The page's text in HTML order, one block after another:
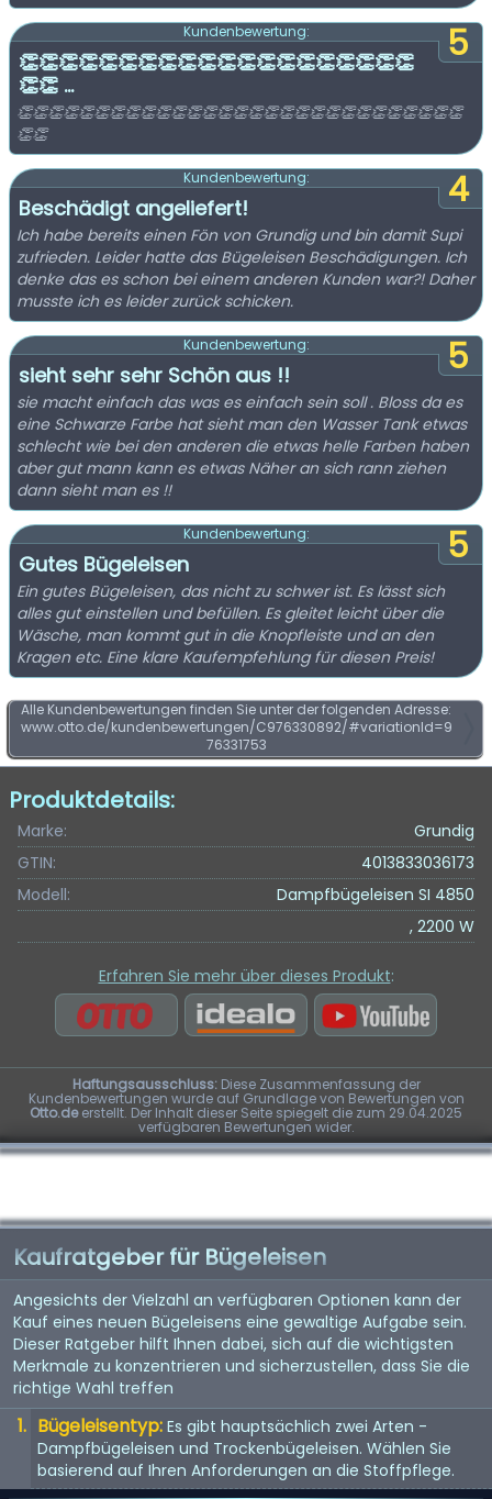
5
Kundenbewertung:
👏👏👏👏👏👏👏👏👏👏👏👏👏👏👏👏👏👏👏👏
👏👏 ...
👏👏👏👏👏👏👏👏👏👏👏👏👏👏👏👏👏👏👏👏👏👏👏👏👏👏👏👏👏
👏👏
4
Kundenbewertung:
Beschädigt angeliefert!
Ich habe bereits einen Fön von Grundig und bin damit Supi
zufrieden. Leider hatte das Bügeleisen Beschädigungen. Ich
denke das es schon bei einem anderen Kunden war?! Daher
musste ich es leider zurück schicken.
5
Kundenbewertung:
sieht sehr sehr Schön aus !!
sie macht einfach das was es einfach sein soll . Bloss da es
eine Schwarze Farbe hat sieht man den Wasser Tank etwas
schlecht wie bei den anderen die etwas helle Farben haben
aber gut mann kann es etwas Näher an sich rann ziehen
dann sieht man es !!
5
Kundenbewertung:
Gutes Bügeleisen
Ein gutes Bügeleisen, das nicht zu schwer ist. Es lässt sich
alles gut einstellen und befüllen. Es gleitet leicht über die
Wäsche, man kommt gut in die Knopfleiste und an den
Kragen etc. Eine klare Kaufempfehlung für diesen Preis!
Alle Kundenbewertungen finden Sie unter der folgenden Adresse:
www.otto.de/kundenbewertungen/C976330892/#variationId=9
76331753
Produktdetails:
Marke:
Grundig
GTIN:
4013833036173
Modell:
Dampfbügeleisen SI 4850
, 2200 W
Erfahren Sie mehr über dieses Produkt:
Haftungsausschluss:Diese Zusammenfassung der
Kundenbewertungen wurde auf Grundlage von Bewertungen von
Otto.deerstellt. Der Inhalt dieser Seite spiegelt die zum 29.04.2025
verfügbaren Bewertungen wider.
Kaufratgeber für Bügeleisen
Angesichts der Vielzahl an verfügbaren Optionen kann der
Kauf eines neuen Bügeleisens eine gewaltige Aufgabe sein.
Dieser Ratgeber hilft Ihnen dabei, sich auf die wichtigsten
Merkmale zu konzentrieren und sicherzustellen, dass Sie die
richtige Wahl treffen
Bügeleisentyp: Es gibt hauptsächlich zwei Arten -
Dampfbügeleisen und Trockenbügeleisen. Wählen Sie
basierend auf Ihren Anforderungen an die Stoffpflege.